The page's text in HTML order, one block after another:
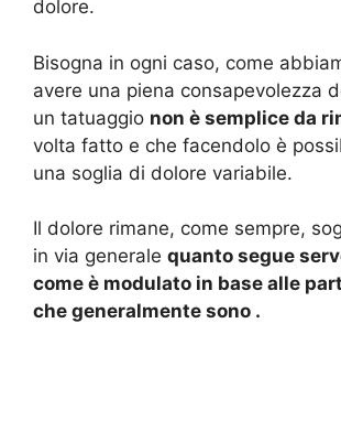
dolore.
Bisogna in ogni caso, come
avere una piena consapevolezza
un tatuaggio non è semplice da
volta fatto e che facendolo è
una soglia di dolore variabile.
Il dolore rimane, come sempre,
in via generale quanto segue
come è modulato in base alle
che generalmente sono .